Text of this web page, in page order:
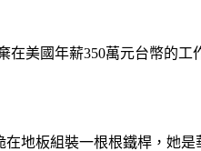
在美國年薪350萬元台幣的
地板組裝一根根鐵桿，她